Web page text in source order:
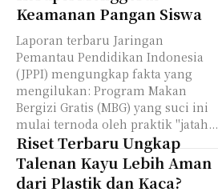
Keamanan Pangan Siswa
Laporan terbaru Jaringan
Pemantau Pendidikan Indonesia
(JPPI) mengungkap fakta yang
mengilukan: Program Makan
Bergizi Gratis (MBG) yang suci ini
mulai ternoda oleh praktik "jatah...
Riset Terbaru Ungkap
Talenan Kayu Lebih Aman
dari Plastik dan Kaca?